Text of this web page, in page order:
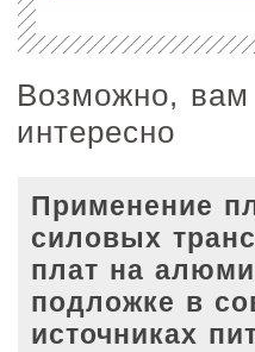
Возможно, вам
интересно
Применение
силовых
плат на
подложке в
источниках